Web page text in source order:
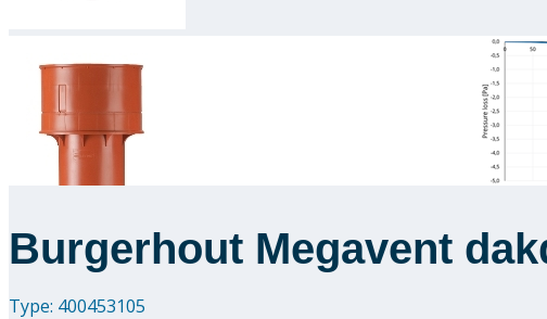
Burgerhout Megavent
Type: 400453105